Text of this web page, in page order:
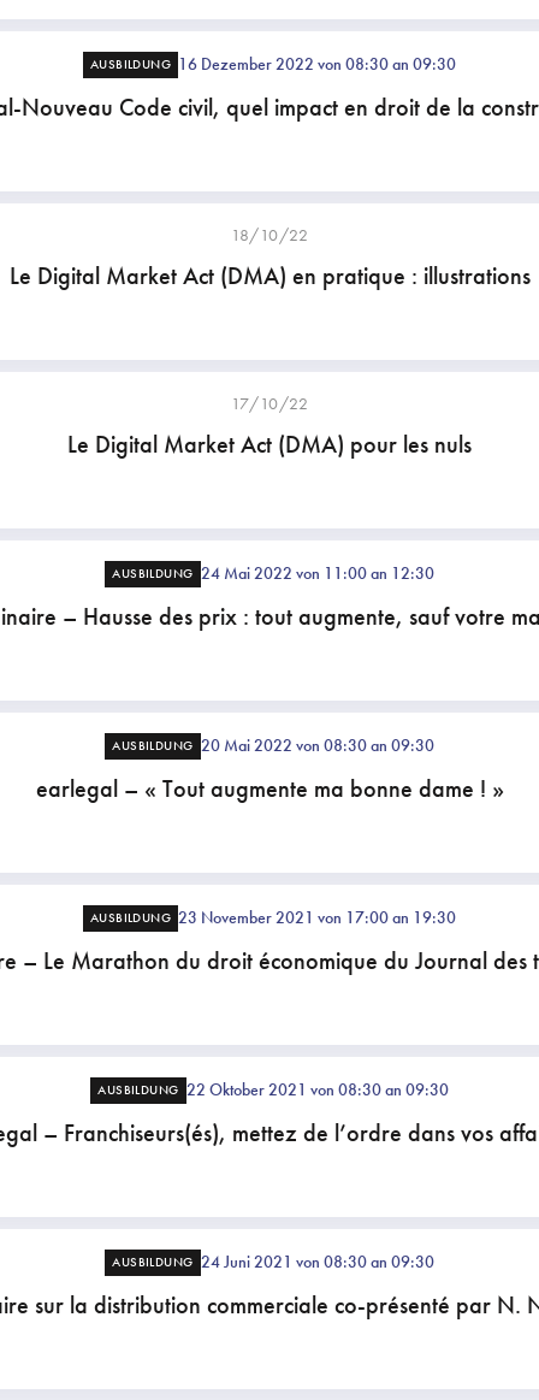
AUSBILDUNG 16 Dezember 2022 von 08:30 an 09:30
Nouveau Code civil, quel impact en droit de la
18/10/22
Le Digital Market Act (DMA) en pratique : illustrations
17/10/22
Le Digital Market Act (DMA) pour les nuls
AUSBILDUNG 24 Mai 2022 von 11:00 an 12:30
– Hausse des prix : tout augmente, sauf votre
AUSBILDUNG 20 Mai 2022 von 08:30 an 09:30
earlegal – « Tout augmente ma bonne dame ! »
AUSBILDUNG 23 November 2021 von 17:00 an 19:30
– Le Marathon du droit économique du Journal des
AUSBILDUNG 22 Oktober 2021 von 08:30 an 09:30
– Franchiseurs(és), mettez de l’ordre dans vos
AUSBILDUNG 24 Juni 2021 von 08:30 an 09:30
sur la distribution commerciale co-présenté par N.